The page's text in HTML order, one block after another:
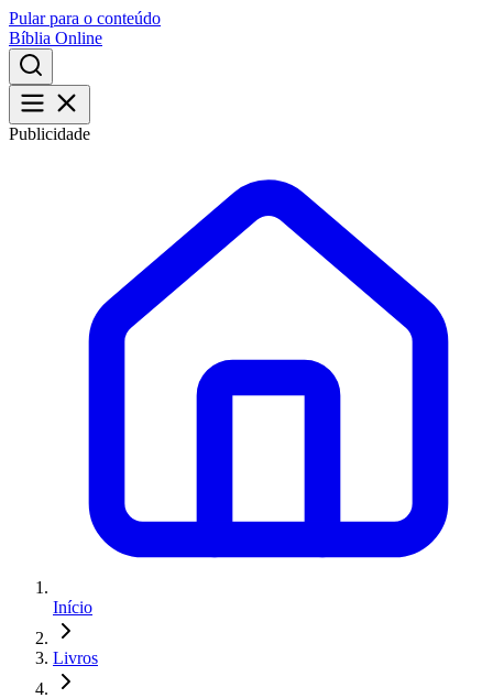
Pular para o conteúdo
Bíblia Online
Publicidade
Início
Livros